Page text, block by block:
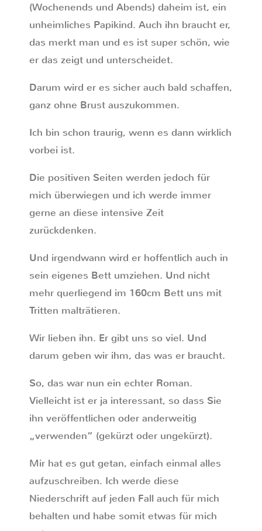
(Wochenends und Abends) daheim ist, ein
unheimliches Papikind. Auch ihn braucht er,
das merkt man und es ist super schön, wie
er das zeigt und unterscheidet.
Darum wird er es sicher auch bald schaffen,
ganz ohne Brust auszukommen.
Ich bin schon traurig, wenn es dann wirklich
vorbei ist.
Die positiven Seiten werden jedoch für
mich überwiegen und ich werde immer
gerne an diese intensive Zeit
zurückdenken.
Und irgendwann wird er hoffentlich auch in
sein eigenes Bett umziehen. Und nicht
mehr querliegend im 160cm Bett uns mit
Tritten malträtieren.
Wir lieben ihn. Er gibt uns so viel. Und
darum geben wir ihm, das was er braucht.
So, das war nun ein echter Roman.
Vielleicht ist er ja interessant, so dass Sie
ihn veröffentlichen oder anderweitig
„verwenden“ (gekürzt oder ungekürzt).
Mir hat es gut getan, einfach einmal alles
aufzuschreiben. Ich werde diese
Niederschrift auf jeden Fall auch für mich
behalten und habe somit etwas für mich